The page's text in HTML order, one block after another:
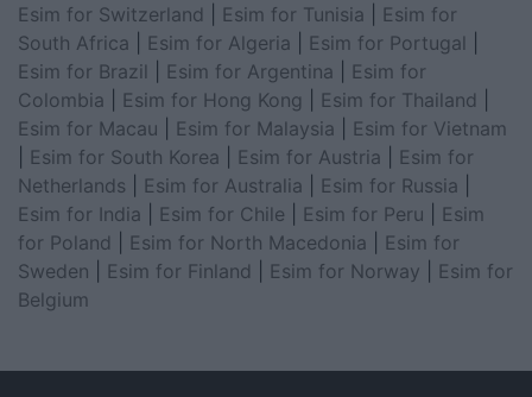
Esim for Switzerland
Esim for Tunisia
Esim for
South Africa
Esim for Algeria Esim for Portugal
Esim for Brazil
Esim for Argentina
Esim for
Colombia
Esim for Hong Kong Esim for Thailand
Esim for Macau
Esim for Malaysia
Esim for Vietnam
Esim for South Korea Esim for Austria
Esim for
Netherlands
Esim for Australia Esim for Russia
Esim for India
Esim for Chile Esim for Peru
Esim
for Poland
Esim for North Macedonia
Esim for
Sweden
Esim for Finland Esim for Norway
Esim for
Belgium